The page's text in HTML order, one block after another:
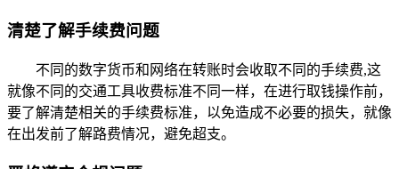
清楚了解手续费问题
不同的数字货币和网络在转账时会收取不同的手续费,这
就像不同的交通工具收费标准不同一样，在进行取钱操作前，
要了解清楚相关的手续费标准，以免造成不必要的损失，就像
在出发前了解路费情况，避免超支。